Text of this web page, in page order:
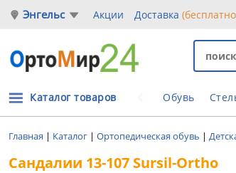
Энгельс Акции Доставка
Обувь
Каталог товаров
Главная | Каталог | Ортопедическая обувь |
Сандалии 13-107 Sursil-Ortho